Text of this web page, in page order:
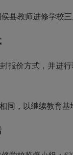
县教师进修学校
报价方式，并进
同，以继续教育基